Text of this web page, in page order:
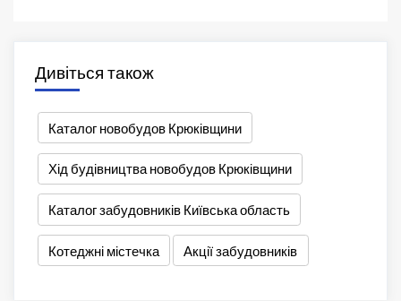
Дивіться також
Каталог новобудов Крюківщини
Хід будівництва новобудов Крюківщини
Каталог забудовників Київська область
Котеджні містечка Акції забудовників